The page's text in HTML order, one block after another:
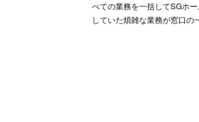
べての業務を一括してSGホ
していた煩雑な業務が窓口の